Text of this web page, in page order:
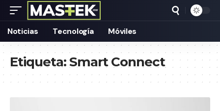
Noticias Tecnología Móviles
Etiqueta:Smart Connect